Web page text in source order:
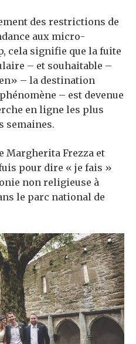
des restrictions de
aux micro-
cela signifie que la fuite
– et souhaitable –
– la destination
– est devenue
en ligne les plus
semaines.
Margherita Frezza et
pour dire « je fais »
non religieuse à
le parc national de